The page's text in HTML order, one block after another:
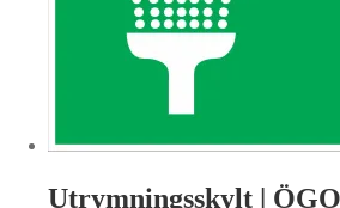
Utrymningsskylt |